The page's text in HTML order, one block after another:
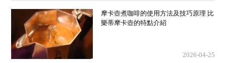
摩卡壺煮咖啡的使用方法及技巧原理 比
樂蒂摩卡壺的特點介紹
2026-04-25